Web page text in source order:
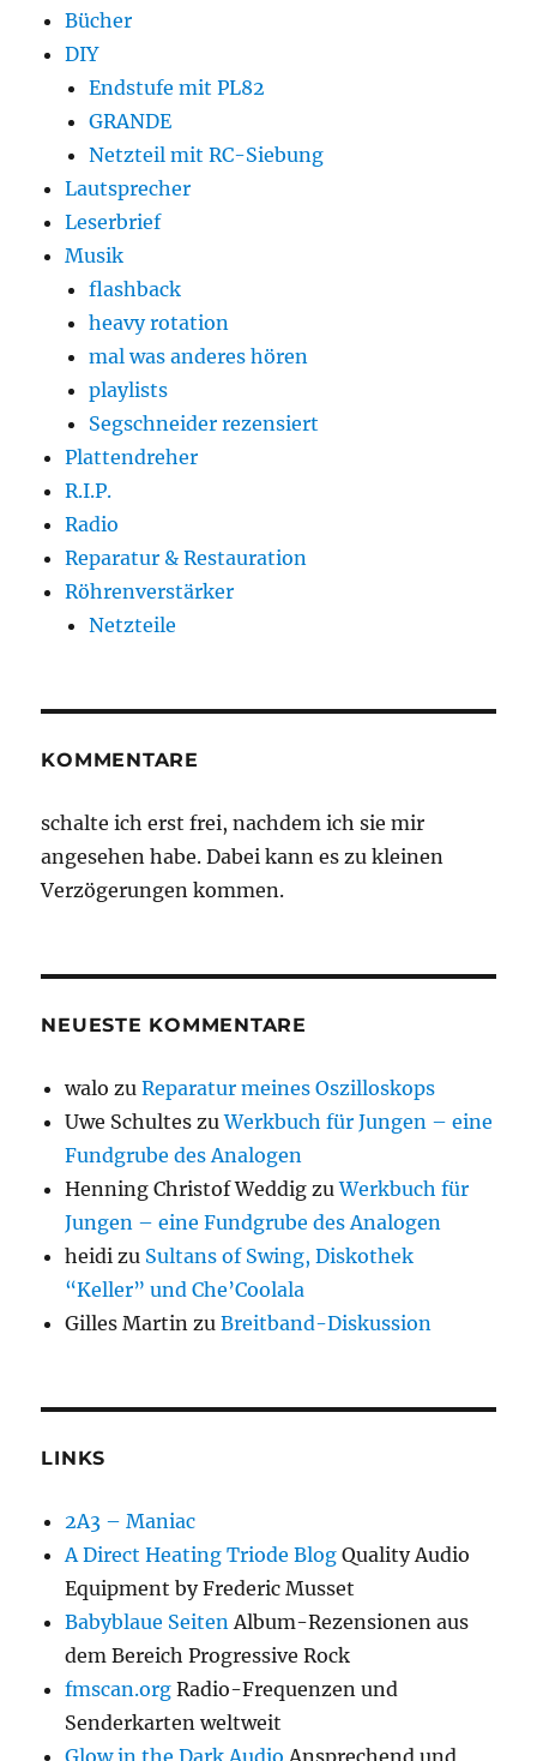
Bücher
DIY
Endstufe mit PL82
GRANDE
Netzteil mit RC-Siebung
Lautsprecher
Leserbrief
Musik
flashback
heavy rotation
mal was anderes hören
playlists
Segschneider rezensiert
Plattendreher
R.I.P.
Radio
Reparatur & Restauration
Röhrenverstärker
Netzteile
KOMMENTARE
schalte ich erst frei, nachdem ich sie mir
angesehen habe. Dabei kann es zu kleinen
Verzögerungen kommen.
NEUESTE KOMMENTARE
walo zuReparatur meines Oszilloskops
Uwe Schultes zuWerkbuch für Jungen – eine
Fundgrube des Analogen
Henning Christof Weddig zuWerkbuch für
Jungen – eine Fundgrube des Analogen
heidi zu Sultans of Swing, Diskothek
“Keller” und Che’Coolala
Gilles Martin zuBreitband-Diskussion
LINKS
2A3 – Maniac
A Direct Heating Triode Blog Quality Audio
Equipment by Frederic Musset
Babyblaue Seiten Album-Rezensionen aus
dem Bereich Progressive Rock
fmscan.org Radio-Frequenzen und
Senderkarten weltweit
Glow in the Dark Audio Ansprechend und